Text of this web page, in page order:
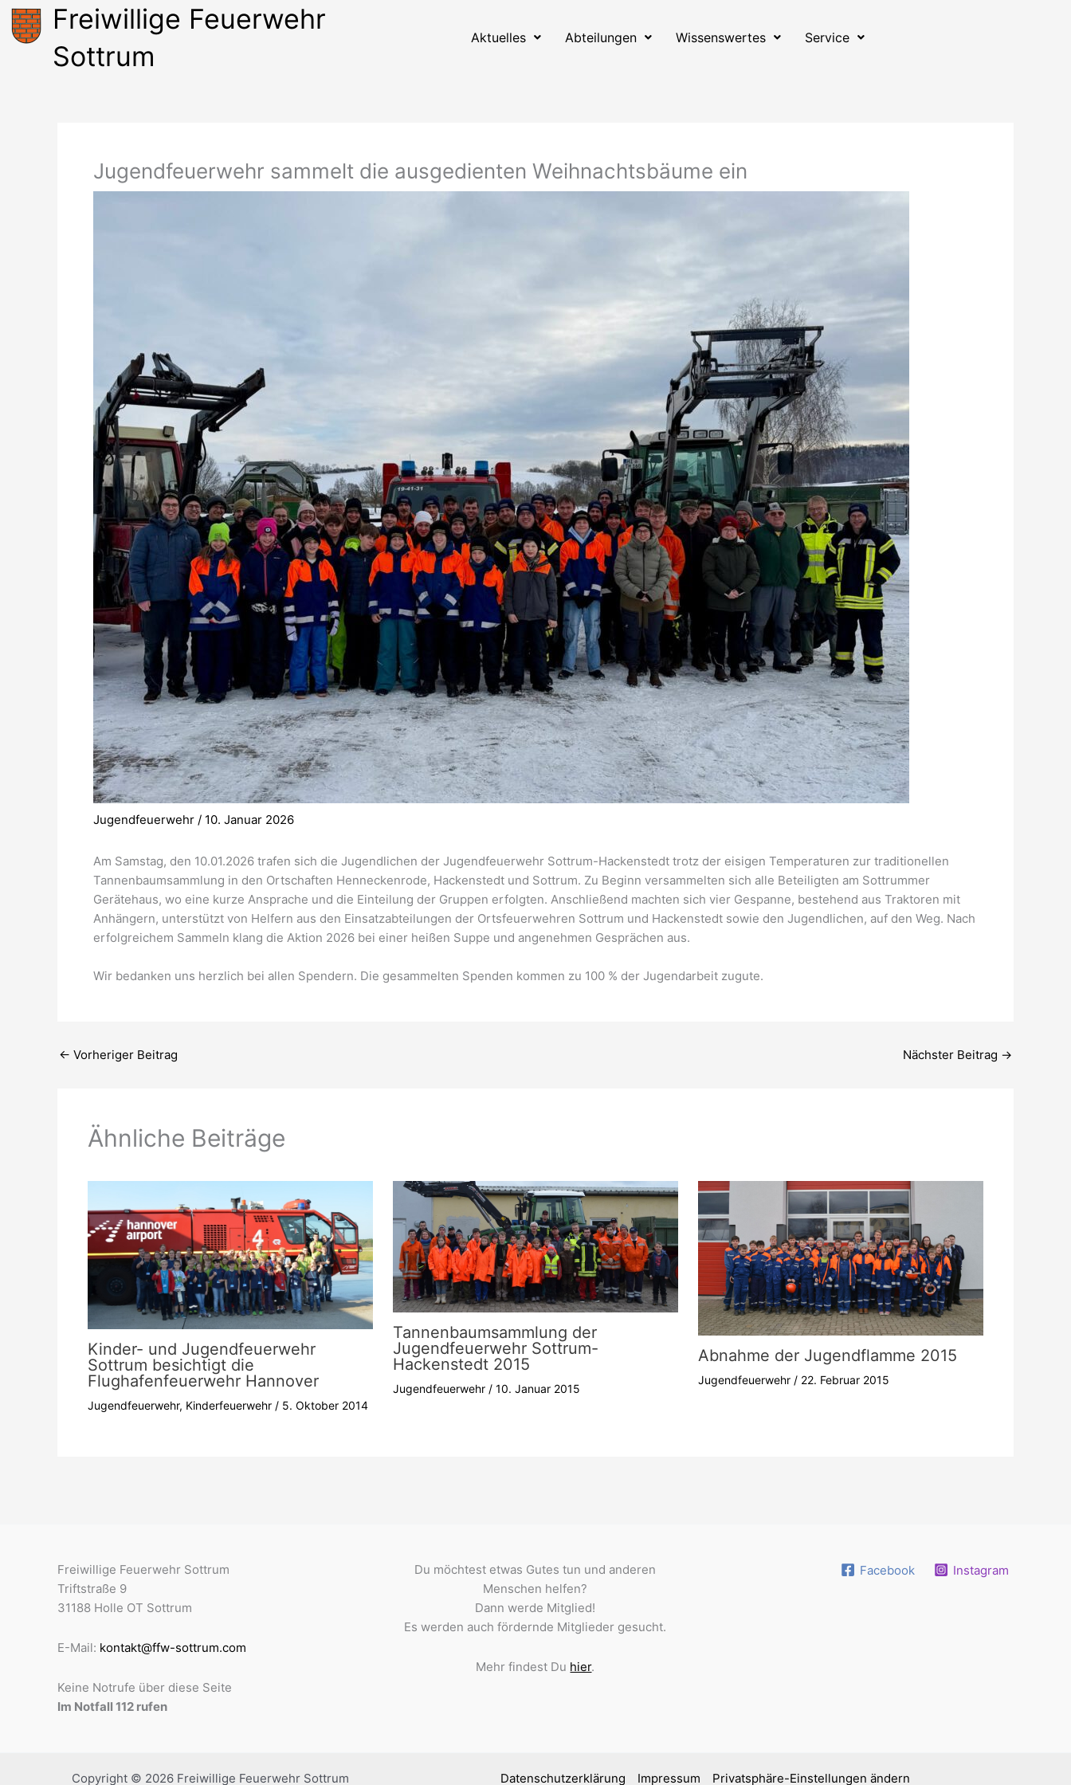
Zum
Inhalt
springen
Freiwillige Feuerwehr
Sottrum
Aktuelles Abteilungen Wissenswertes Service
Jugendfeuerwehr sammelt die ausgedienten Weihnachtsbäume ein
Jugendfeuerwehr / 10. Januar 2026
Am Samstag, den 10.01.2026 trafen sich die Jugendlichen der Jugendfeuerwehr Sottrum-Hackenstedt trotz der eisigen Temperaturen zur traditionellen
Tannenbaumsammlung in den Ortschaften Henneckenrode, Hackenstedt und Sottrum. Zu Beginn versammelten sich alle Beteiligten am Sottrummer
Gerätehaus, wo eine kurze Ansprache und die Einteilung der Gruppen erfolgten. Anschließend machten sich vier Gespanne, bestehend aus Traktoren mit
Anhängern, unterstützt von Helfern aus den Einsatzabteilungen der Ortsfeuerwehren Sottrum und Hackenstedt sowie den Jugendlichen, auf den Weg. Nach
erfolgreichem Sammeln klang die Aktion 2026 bei einer heißen Suppe und angenehmen Gesprächen aus.
Wir bedanken uns herzlich bei allen Spendern. Die gesammelten Spenden kommen zu 100 % der Jugendarbeit zugute.
← Vorheriger Beitrag Nächster Beitrag →
Ähnliche Beiträge
Kinder- und Jugendfeuerwehr
Sottrum besichtigt die
Flughafenfeuerwehr Hannover
Jugendfeuerwehr, Kinderfeuerwehr/ 5. Oktober 2014
Tannenbaumsammlung der
Jugendfeuerwehr Sottrum-
Hackenstedt 2015
Jugendfeuerwehr/ 10. Januar 2015
Abnahme der Jugendflamme 2015
Jugendfeuerwehr / 22. Februar 2015
Freiwillige Feuerwehr Sottrum
Triftstraße 9
31188 Holle OT Sottrum
E-Mail: kontakt@ffw-sottrum.com
Keine Notrufe über diese Seite
Im Notfall 112 rufen
Du möchtest etwas Gutes tun und anderen
Menschen helfen?
Dann werde Mitglied!
Es werden auch fördernde Mitglieder gesucht.
Mehr findest Du hier.
Facebook Instagram
Copyright © 2026 Freiwillige Feuerwehr Sottrum Datenschutzerklärung Impressum Privatsphäre-Einstellungen ändern